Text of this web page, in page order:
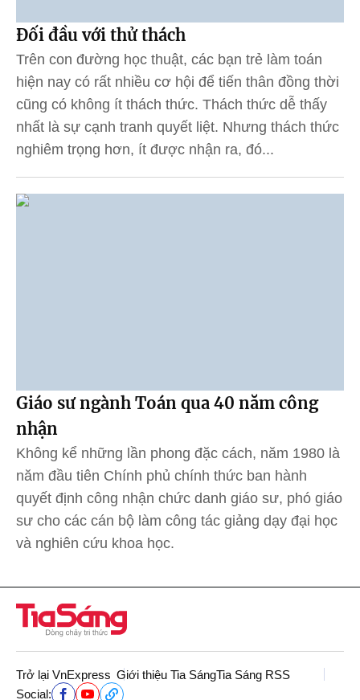
Đối đầu với thử thách
Trên con đường học thuật, các bạn trẻ làm toán
hiện nay có rất nhiều cơ hội để tiến thân đồng thời
cũng có không ít thách thức. Thách thức dễ thấy
nhất là sự cạnh tranh quyết liệt. Nhưng thách thức
nghiêm trọng hơn, ít được nhận ra, đó...
Giáo sư ngành Toán qua 40 năm công
nhận
Không kể những lần phong đặc cách, năm 1980 là
năm đầu tiên Chính phủ chính thức ban hành
quyết định công nhận chức danh giáo sư, phó giáo
sư cho các cán bộ làm công tác giảng dạy đại học
và nghiên cứu khoa học.
Trở lại VnExpress Giới thiệu Tia SángTia Sáng RSS
Social: